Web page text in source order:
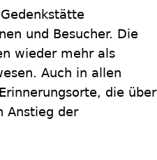
und Besucher. Die
wieder mehr als
Auch in allen
die über
Anstieg der